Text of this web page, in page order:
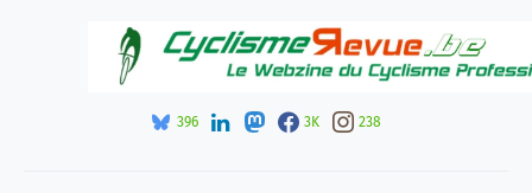
396 3K 238